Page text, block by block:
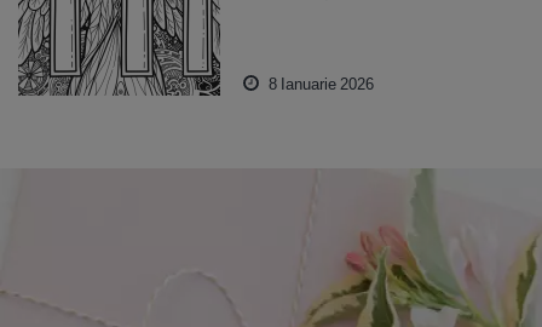
8 Ianuarie 2026